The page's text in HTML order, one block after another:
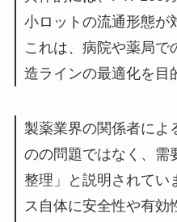
小ロットの流通形態が
これは、病院や薬局で
造ラインの最適化を目
製薬業界の関係者によ
のの問題ではなく、需
整理」と説明されてい
ス自体に安全性や有効